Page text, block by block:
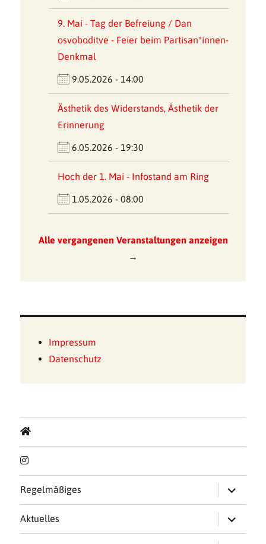
9. Mai - Tag der Befreiung / Dan
osvoboditve - Feier beim Partisan*innen-
Denkmal
9.05.2026 - 14:00
Ästhetik des Widerstands, Ästhetik der
Erinnerung
6.05.2026 - 19:30
Hoch der 1. Mai - Infostand am Ring
1.05.2026 - 08:00
Alle vergangenen Veranstaltungen anzeigen
→
Impressum
Datenschutz
Regelmäßiges
öffnen
Aktuelles
öffnen